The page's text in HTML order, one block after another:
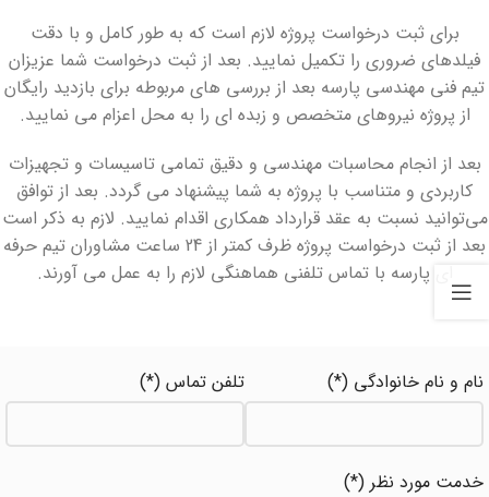
برای ثبت درخواست پروژه لازم است که به طور کامل و با دقت
فیلدهای ضروری را تکمیل نمایید. بعد از ثبت درخواست شما عزیزان
تیم فنی مهندسی پارسه بعد از بررسی های مربوطه برای بازدید رایگان
از پروژه نیروهای متخصص و زبده ای را به محل اعزام می نمایید.
بعد از انجام محاسبات مهندسی و دقیق تمامی تاسیسات و تجهیزات
کاربردی و متناسب با پروژه به شما پیشنهاد می گردد. بعد از توافق
می‌توانید نسبت به عقد قرارداد همکاری اقدام نمایید. لازم به ذکر است
بعد از ثبت درخواست پروژه ظرف کمتر از 24 ساعت مشاوران تیم حرفه
ای پارسه با تماس تلفنی هماهنگی لازم را به عمل می آورند.
نام و نام خانوادگی (*) تلفن تماس (*)
خدمت مورد نظر (*)